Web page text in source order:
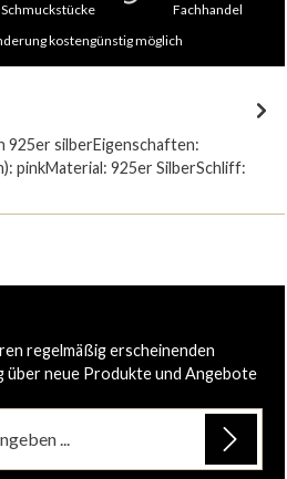
Schmuckstücke
Fachhandel
kostengünstig möglich
925er silberEigenschaften:
pinkMaterial: 925er SilberSchliff:
regelmäßig erscheinenden
über neue Produkte und Angebote